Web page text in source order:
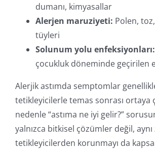
dumanı, kimyasallar
Alerjen maruziyeti: Polen,
tüyleri
Solunum yolu enfeksiyonları:
çocukluk döneminde geçirilen
Alerjik astımda semptomlar
tetikleyicilerle temas sonrası ortaya
nedenle “astıma ne iyi gelir?”
yalnızca bitkisel çözümler değil,
tetikleyicilerden korunmayı da